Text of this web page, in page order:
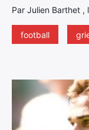
Par Julien Barthet ,
football